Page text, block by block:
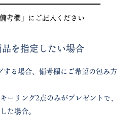
考欄」にご記入ください
を指定したい場合
する場合、備考欄にご希望の包み方
ーリング2点のみがプレゼントで、
た場合。